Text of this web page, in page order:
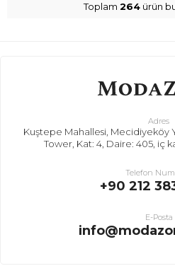
Toplam 264ürün
Adres
Kuştepe Mahallesi, Mecidiyeköy
Tower, Kat: 4, Daire: 405, iç
Telefon
+90 212
E-Posta